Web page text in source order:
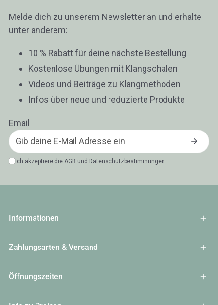
Melde dich zu unserem Newsletter an und erhalte
unter anderem:
10 % Rabatt für deine nächste Bestellung
Kostenlose Übungen mit Klangschalen
Videos und Beiträge zu Klangmethoden
Infos über neue und reduzierte Produkte
Email
Ich akzeptiere die AGB und Datenschutzbestimmungen
Informationen
Zahlungsarten & Versand
Öffnungszeiten